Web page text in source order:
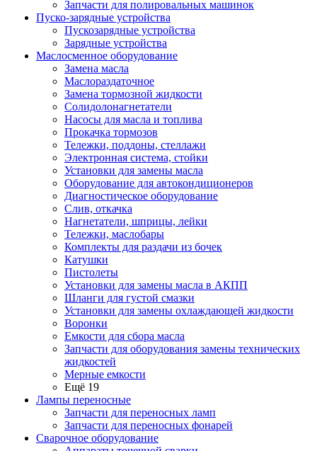
Запчасти для полировальных машинок
Пуско-зарядные устройства
Пускозарядные устройства
Зарядные устройства
Маслосменное оборудование
Замена масла
Маслораздаточное
Замена тормозной жидкости
Солидолонагнетатели
Насосы для масла и топлива
Прокачка тормозов
Тележки, поддоны, стеллажи
Электронная система, стойки
Установки для замены масла
Оборудование для автокондиционеров
Диагностическое оборудование
Слив, откачка
Нагнетатели, шприцы, лейки
Тележки, маслобары
Комплекты для раздачи из бочек
Катушки
Пистолеты
Установки для замены масла в АКПП
Шланги для густой смазки
Установки для замены охлаждающей жидкости
Воронки
Емкости для сбора масла
Запчасти для оборудования замены технических
жидкостей
Мерные емкости
Ещё 19
Лампы переносные
Запчасти для переносных ламп
Запчасти для переносных фонарей
Сварочное оборудование